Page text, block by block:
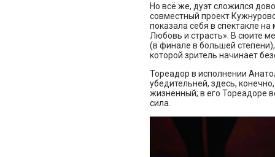
Но всё же, дуэт сложился
совместный проект
показала себя в спектакле
Любовь и страсть». В сюите
(в финале в большей
которой зритель начинает
Тореадор в исполнении
убедительней, здесь,
жизненный; в его Тореадоре
сила.